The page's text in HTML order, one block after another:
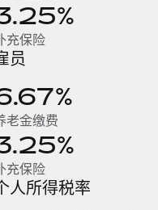
充保险
员
老金缴费
充保险
人所得税率